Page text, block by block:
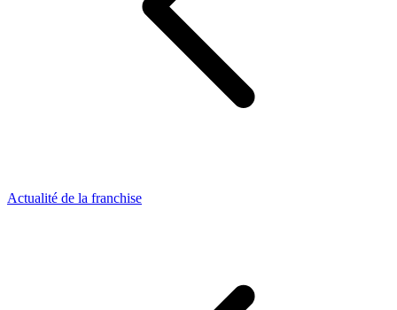
Actualité de la franchise